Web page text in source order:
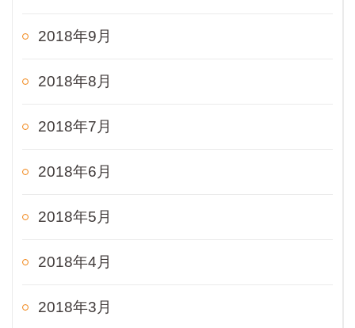
2018年9月
2018年8月
2018年7月
2018年6月
2018年5月
2018年4月
2018年3月